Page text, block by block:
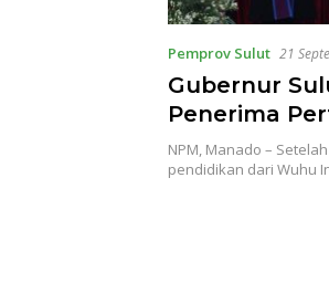
Pemprov Sulut 21
Gubernur
Penerima
Honoris
NPM, Manado –
pendidikan dari Wuhu